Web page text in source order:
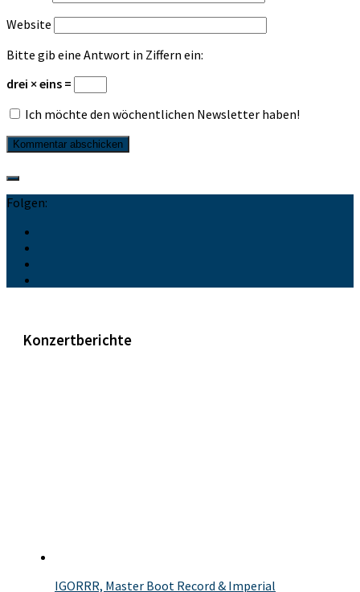
Website
Bitte gib eine Antwort in Ziffern ein:
drei × eins =
Ich möchte den wöchentlichen Newsletter haben!
Folgen:
Konzertberichte
IGORRR, Master Boot Record & Imperial